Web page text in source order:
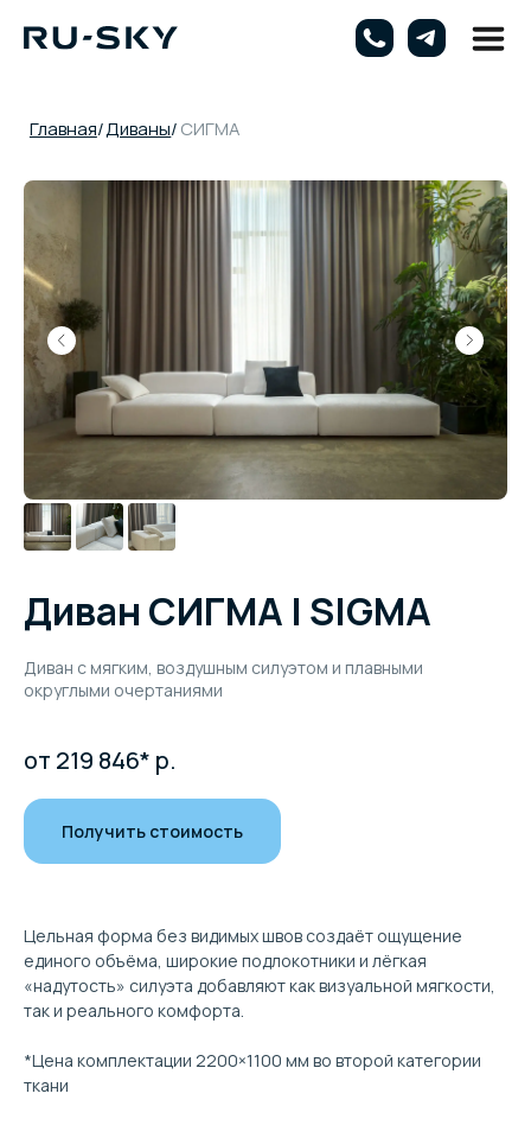
Диван СИГМА | SIGMA
Диван с мягким, воздушным силуэтом и плавными
округлыми очертаниями
от 219 846* р.
Получить стоимость
Цельная форма без видимых швов создаёт ощущение
единого объёма, широкие подлокотники и лёгкая
«надутость» силуэта добавляют как визуальной мягкости,
так и реального комфорта.
*Цена комплектации 2200×1100 мм во второй категории
ткани